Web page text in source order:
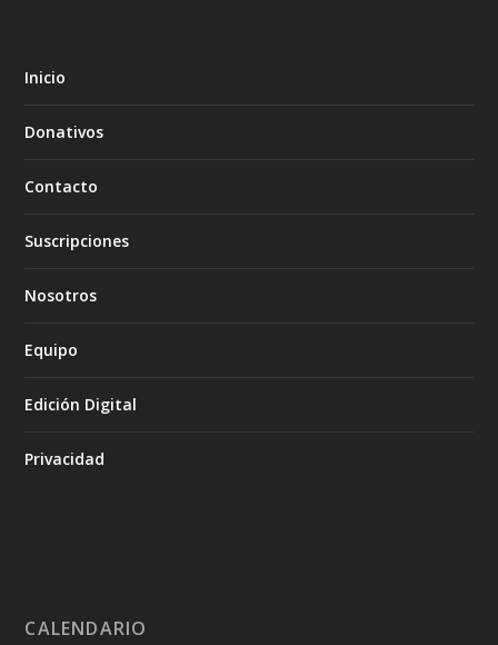
Inicio
Donativos
Contacto
Suscripciones
Nosotros
Equipo
Edición Digital
Privacidad
CALENDARIO